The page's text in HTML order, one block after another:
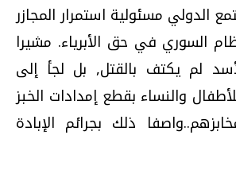
الدولي مسئولية استمرار المجازر
السوري في حق الأبرياء. مشيرا
لم يكتف بالقتل, بل لجأ إلى
والنساء بقطع إمدادات الخبز
ذلك بجرائم الإبادة